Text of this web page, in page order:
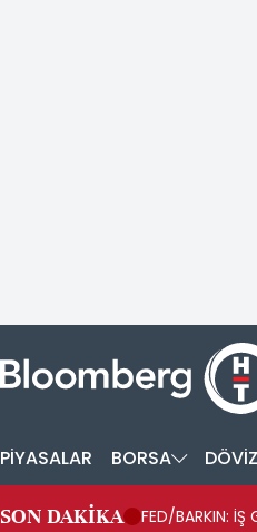
PİYASALAR BORSA
SON DAKİKA
FED/BARKIN: İŞ